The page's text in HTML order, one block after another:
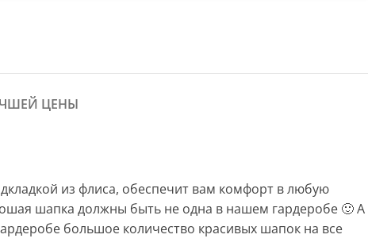
ЦЕНЫ
из флиса, обеспечит вам комфорт в любую
шапка должны быть не одна в нашем гардеробе 🙂 А
большое количество красивых шапок на все